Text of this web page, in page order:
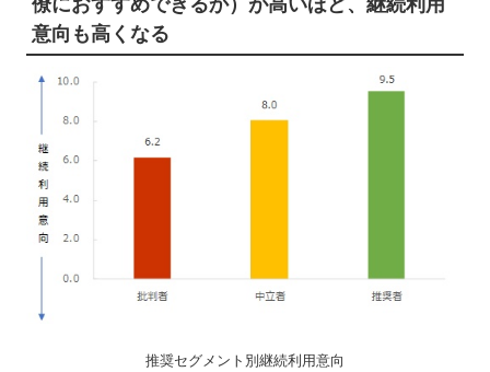
意向も高くなる
推奨セグメント別継続利用意向